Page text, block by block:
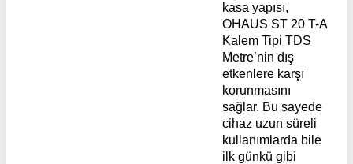
kasa yapısı,
OHAUS ST 20 T-A
Kalem Tipi TDS
Metre’nin dış
etkenlere karşı
korunmasını
sağlar. Bu sayede
cihaz uzun süreli
kullanımlarda bile
ilk günkü gibi